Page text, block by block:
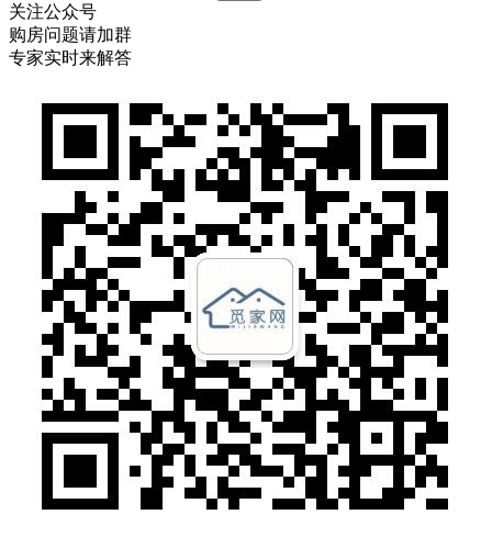
关注公众号
购房问题请加群
专家实时来解答